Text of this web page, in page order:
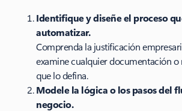
Identifique y diseñe el proceso
automatizar.
Comprenda la justificación
examine cualquier documentación
que lo defina.
Modele la lógica o los pasos del
negocio.